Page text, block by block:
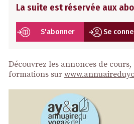
La suite est réservée aux
S'abonner Se
Découvrez les annonces de cours,
formations sur